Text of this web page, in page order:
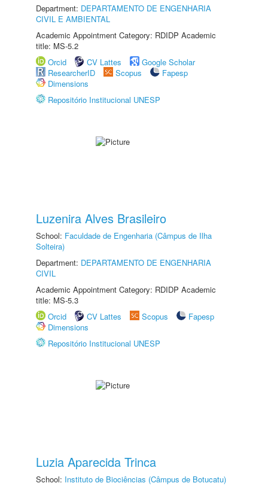
Department: DEPARTAMENTO DE ENGENHARIA
CIVIL E AMBIENTAL
Academic Appointment Category: RDIDP Academic
title: MS-5.2
Orcid
CV Lattes
Google Scholar
ResearcherID
Scopus
Fapesp
Dimensions
Repositório Institucional UNESP
Luzenira Alves Brasileiro
School: Faculdade de Engenharia (Câmpus de Ilha
Solteira)
Department: DEPARTAMENTO DE ENGENHARIA
CIVIL
Academic Appointment Category: RDIDP Academic
title: MS-5.3
Orcid
CV Lattes Scopus
Fapesp
Dimensions
Repositório Institucional UNESP
Luzia Aparecida Trinca
School: Instituto de Biociências (Câmpus de Botucatu)